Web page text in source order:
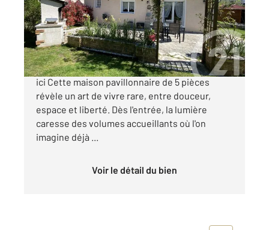
Maison à vendre
399 900 €
Et si votre prochain coup de cœur commençait
ici Cette maison pavillonnaire de 5 pièces
révèle un art de vivre rare, entre douceur,
espace et liberté. Dès l'entrée, la lumière
caresse des volumes accueillants où l'on
imagine déjà ...
Voir le détail du bien